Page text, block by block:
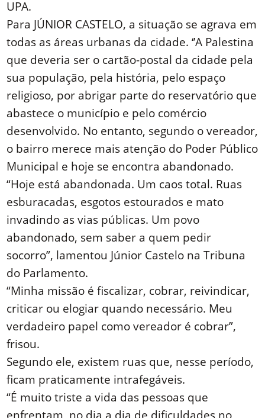
UPA.
Para JÚNIOR CASTELO, a situação se agrava em
todas as áreas urbanas da cidade. ‘’A Palestina
que deveria ser o cartão-postal da cidade pela
sua população, pela história, pelo espaço
religioso, por abrigar parte do reservatório que
abastece o município e pelo comércio
desenvolvido. No entanto, segundo o vereador,
o bairro merece mais atenção do Poder Público
Municipal e hoje se encontra abandonado.
“Hoje está abandonada. Um caos total. Ruas
esburacadas, esgotos estourados e mato
invadindo as vias públicas. Um povo
abandonado, sem saber a quem pedir
socorro”, lamentou Júnior Castelo na Tribuna
do Parlamento.
“Minha missão é fiscalizar, cobrar, reivindicar,
criticar ou elogiar quando necessário. Meu
verdadeiro papel como vereador é cobrar”,
frisou.
Segundo ele, existem ruas que, nesse período,
ficam praticamente intrafegáveis.
“É muito triste a vida das pessoas que